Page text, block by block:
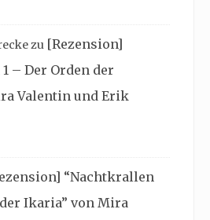
zu [Rezension]
– Der Orden der
Valentin und Erik
“Nachtkrallen
Ikaria” von Mira